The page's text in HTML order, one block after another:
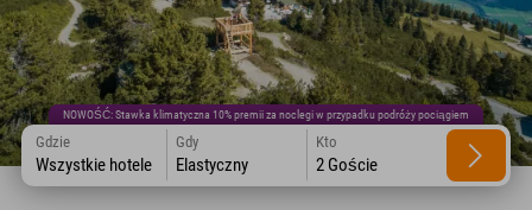
NOWOŚĆ: Stawka klimatyczna 10% premii za noclegi w przypadku podróży pociągiem
Gdzie
Wszystkie hotele
Gdy
Elastyczny
Kto
2 Goście